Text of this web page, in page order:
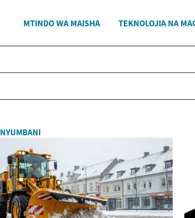
MTINDO WA MAISHA TEKNOLOJIA NA
NYUMBANI